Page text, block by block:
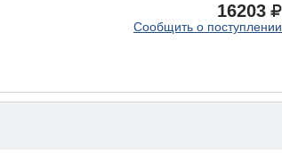
16203
Сообщить о поступлении